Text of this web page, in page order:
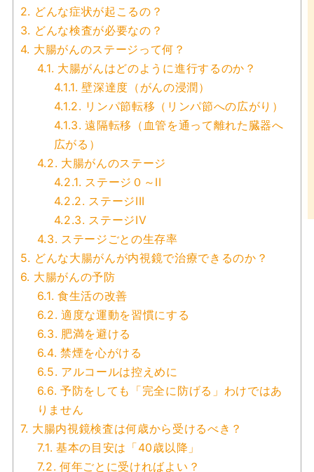
2. どんな症状が起こるの？
3. どんな検査が必要なの？
4. 大腸がんのステージって何？
4.1. 大腸がんはどのように進行するのか？
4.1.1. 壁深達度（がんの浸潤）
4.1.2. リンパ節転移（リンパ節への広がり）
4.1.3. 遠隔転移（血管を通って離れた臓器へ
広がる）
4.2. 大腸がんのステージ
4.2.1. ステージ０～II
4.2.2. ステージIII
4.2.3. ステージIV
4.3. ステージごとの生存率
5. どんな大腸がんが内視鏡で治療できるのか？
6. 大腸がんの予防
6.1. 食生活の改善
6.2. 適度な運動を習慣にする
6.3. 肥満を避ける
6.4. 禁煙を心がける
6.5. アルコールは控えめに
6.6. 予防をしても「完全に防げる」わけではあ
りません
7. 大腸内視鏡検査は何歳から受けるべき？
7.1. 基本の目安は「40歳以降」
7.2. 何年ごとに受ければよい？